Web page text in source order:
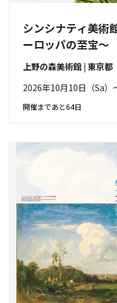
シンシナティ美術
ーロッパの至宝～
上野の森美術館 | 東京都
2026年10月10日（Sa）
開催まであと64日